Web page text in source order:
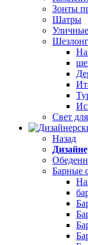
Зонты
Шатры
Свет
Назад
Барные